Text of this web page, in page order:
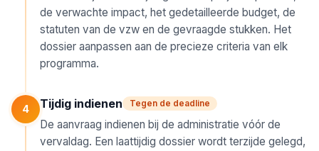
de verwachte impact, het gedetailleerde budget, de
statuten van de vzw en de gevraagde stukken. Het
dossier aanpassen aan de precieze criteria van elk
programma.
4 Tijdig indienen Tegen de deadline
De aanvraag indienen bij de administratie vóór de
vervaldag. Een laattijdig dossier wordt terzijde gelegd,